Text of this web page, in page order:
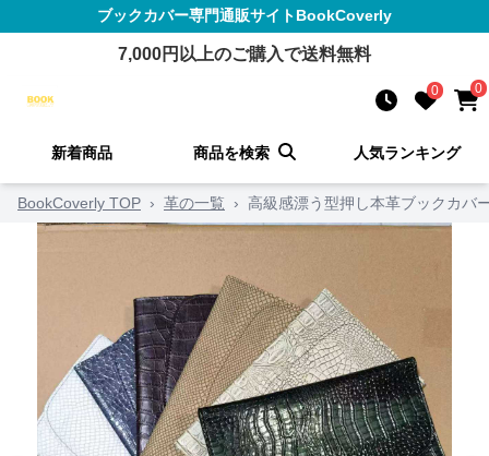
ブックカバー専門通販サイトBookCoverly
7,000円以上のご購入で送料無料
0 0
新着商品 商品を検索 人気ランキング
BookCoverly TOP › 革の一覧 › 高級感漂う型押し本革ブックカバ